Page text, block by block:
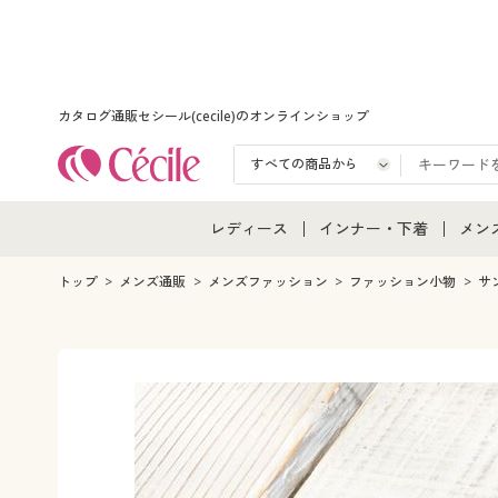
カタログ通販セシール(cecile)のオンラインショップ
レディース
レディース通販すべて
女性下着
インナー・下着
インナー・下着通販すべ
メンズ下着
ジュニア・ティーンズ下
メン
メ
メン
トップ メンズ通販 メンズファッション ファッション小物 サ